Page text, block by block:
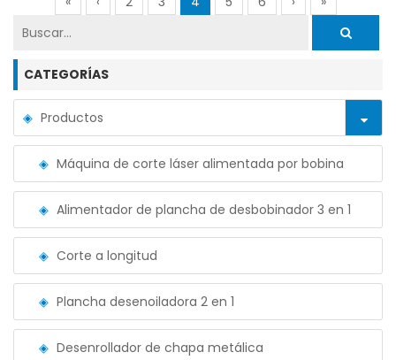
CATEGORÍAS
Productos
Máquina de corte láser alimentada por bobina
Alimentador de plancha de desbobinador 3 en 1
Corte a longitud
Plancha desenoiladora 2 en 1
Desenrollador de chapa metálica